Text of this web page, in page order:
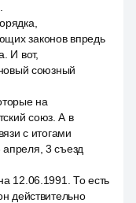
законов впредь
И вот,
союзный
на
союз. А в
с итогами
3 съезд
12.06.1991. То есть
действительно